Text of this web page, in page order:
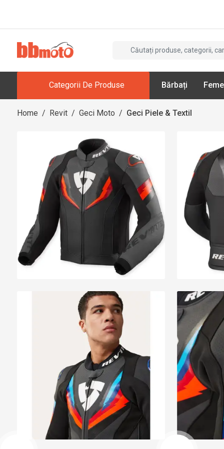
Categorii De Produse Bărbați
Home / Revit / Geci Moto / Geci Piele & Textil